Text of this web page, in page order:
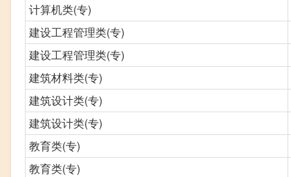
计算机类(专)
建设工程管理类(专)
建设工程管理类(专)
建筑材料类(专)
建筑设计类(专)
建筑设计类(专)
教育类(专)
教育类(专)